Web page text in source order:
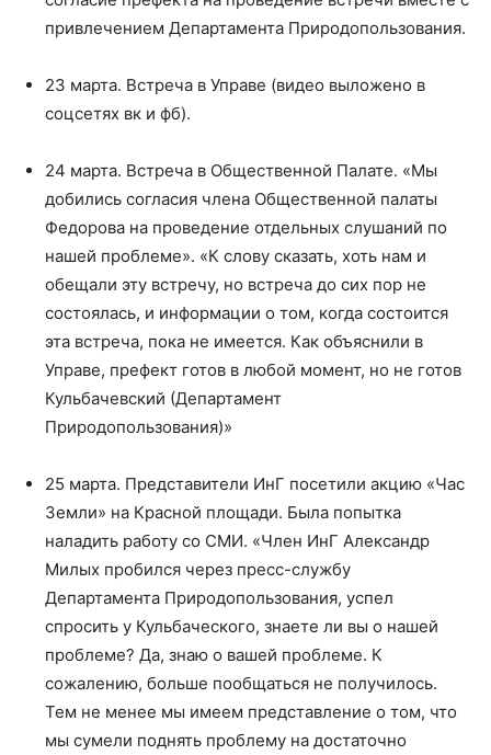
привлечением Департамента Природопользования.
23 марта. Встреча в Управе (видео выложено в
соцсетях вк и фб).
24 марта. Встреча в Общественной Палате. «Мы
добились согласия члена Общественной палаты
Федорова на проведение отдельных слушаний по
нашей проблеме». «К слову сказать, хоть нам и
обещали эту встречу, но встреча до сих пор не
состоялась, и информации о том, когда состоится
эта встреча, пока не имеется. Как объяснили в
Управе, префект готов в любой момент, но не готов
Кульбачевский (Департамент
Природопользования)»
25 марта. Представители ИнГ посетили акцию «Час
Земли» на Красной площади. Была попытка
наладить работу со СМИ. «Член ИнГ Александр
Милых пробился через пресс-службу
Департамента Природопользования, успел
спросить у Кульбаческого, знаете ли вы о нашей
проблеме? Да, знаю о вашей проблеме. К
сожалению, больше пообщаться не получилось.
Тем не менее мы имеем представление о том, что
мы сумели поднять проблему на достаточно